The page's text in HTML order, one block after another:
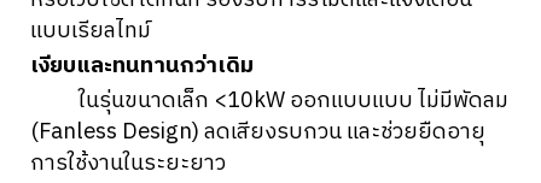
แบบเรียลไทม์
เงียบและทนทานกว่าเดิม
ในรุ่นขนาดเล็ก <10kW ออกแบบแบบ ไม่มีพัดลม
(Fanless Design) ลดเสียงรบกวน และช่วยยืดอายุ
การใช้งานในระยะยาว